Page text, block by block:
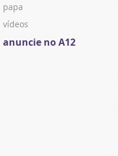
papa
vídeos
anuncie no A12